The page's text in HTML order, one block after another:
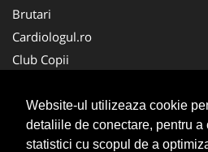
Website-ul utilizeaza cookie
detaliile de conectare, pentru a
statistici cu scopul de a
Brutari
Cardiologul.ro
Club Copii
Ambalaje Romania
Cabinet-Individual.ro